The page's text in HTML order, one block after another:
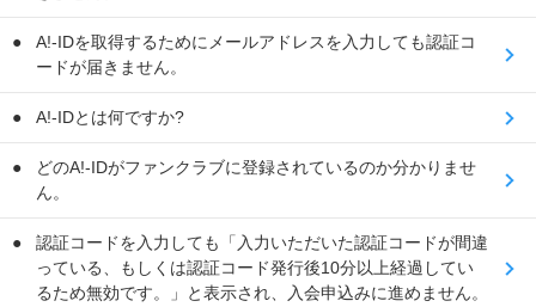
A!-IDを取得するためにメールアドレスを入力しても認証コ
ードが届きません。
A!-IDとは何ですか?
どのA!-IDがファンクラブに登録されているのか分かりませ
ん。
認証コードを入力しても「入力いただいた認証コードが間違
っている、もしくは認証コード発行後10分以上経過してい
るため無効です。」と表示され、入会申込みに進めません。